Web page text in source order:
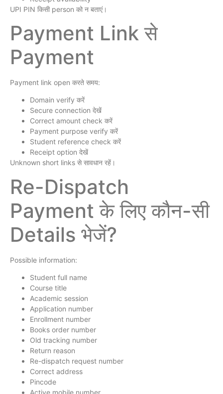
UPI PIN किसी person को न बताएं।
Payment Link से
Payment
Payment link open करते समय:
Domain verify करें
Secure connection देखें
Correct amount check करें
Payment purpose verify करें
Student reference check करें
Receipt option देखें
Unknown short links से सावधान रहें।
Re-Dispatch
Payment के लिए कौन-सी
Details भेजें?
Possible information:
Student full name
Course title
Academic session
Application number
Enrollment number
Books order number
Old tracking number
Return reason
Re-dispatch request number
Correct address
Pincode
Active mobile number